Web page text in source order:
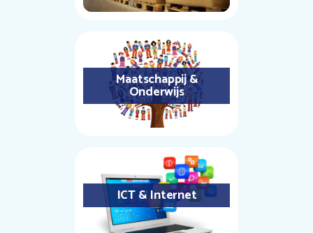
Maatschappij &
Onderwijs
ICT & Internet